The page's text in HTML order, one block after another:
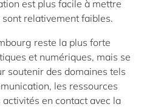
est plus facile à mettre
relativement faibles.
reste la plus forte
et numériques, mais se
soutenir des domaines tels
les ressources
en contact avec la